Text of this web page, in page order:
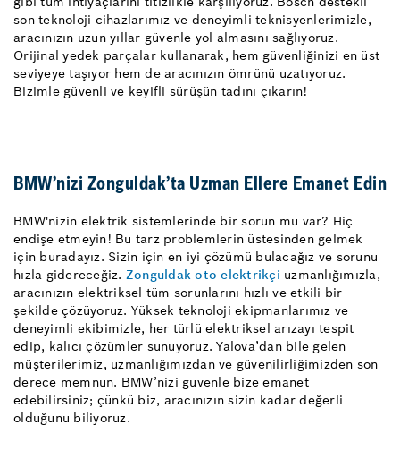
son teknoloji cihazlarımız ve deneyimli teknisyenlerimizle,
aracınızın uzun yıllar güvenle yol almasını sağlıyoruz.
Orijinal yedek parçalar kullanarak, hem güvenliğinizi en üst
seviyeye taşıyor hem de aracınızın ömrünü uzatıyoruz.
Bizimle güvenli ve keyifli sürüşün tadını çıkarın!
BMW’nizi Zonguldak’ta Uzman Ellere Emanet Edin
BMW'nizin elektrik sistemlerinde bir sorun mu var? Hiç
endişe etmeyin! Bu tarz problemlerin üstesinden gelmek
için buradayız. Sizin için en iyi çözümü bulacağız ve sorunu
hızla gidereceğiz. Zonguldak oto elektrikçi uzmanlığımızla,
aracınızın elektriksel tüm sorunlarını hızlı ve etkili bir
şekilde çözüyoruz. Yüksek teknoloji ekipmanlarımız ve
deneyimli ekibimizle, her türlü elektriksel arızayı tespit
edip, kalıcı çözümler sunuyoruz. Yalova’dan bile gelen
müşterilerimiz, uzmanlığımızdan ve güvenilirliğimizden son
derece memnun. BMW’nizi güvenle bize emanet
edebilirsiniz; çünkü biz, aracınızın sizin kadar değerli
olduğunu biliyoruz.